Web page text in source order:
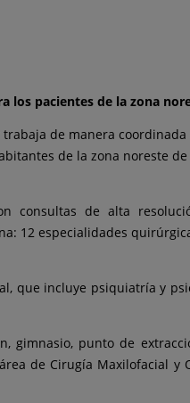
los pacientes de la zona
de manera
de la zona noreste
consultas de alta
12 especialidades
que incluye psiquiatría y
gimnasio, punto de
de Cirugía Maxilofacial y